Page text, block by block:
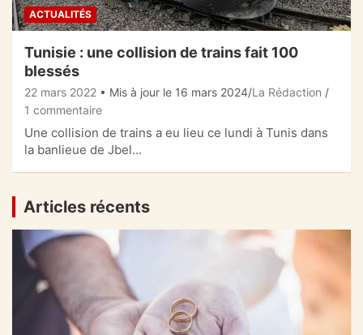
ACTUALITÉS
Tunisie : une collision de trains fait 100
blessés
22 mars 2022 • Mis à jour le 16 mars 2024 La Rédaction
1 commentaire
Une collision de trains a eu lieu ce lundi à Tunis dans
la banlieue de Jbel…
Articles récents